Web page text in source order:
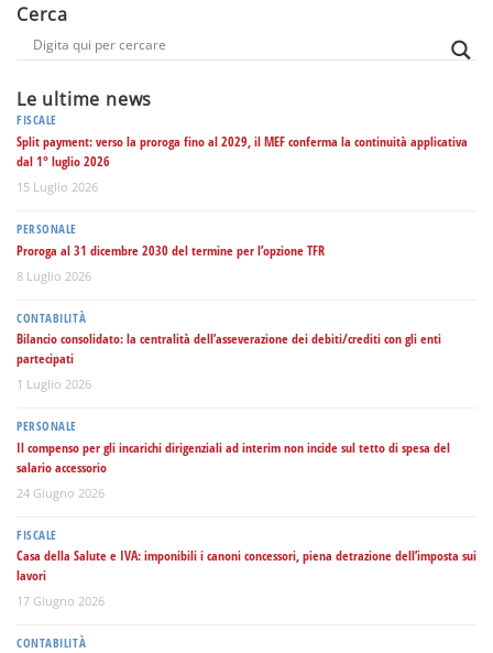
Cerca
Le ultime news
FISCALE
Split payment: verso la proroga fino al 2029, il MEF conferma la continuità applicativa
dal 1° luglio 2026
15 Luglio 2026
PERSONALE
Proroga al 31 dicembre 2030 del termine per l’opzione TFR
8 Luglio 2026
CONTABILITÀ
Bilancio consolidato: la centralità dell’asseverazione dei debiti/crediti con gli enti
partecipati
1 Luglio 2026
PERSONALE
Il compenso per gli incarichi dirigenziali ad interim non incide sul tetto di spesa del
salario accessorio
24 Giugno 2026
FISCALE
Casa della Salute e IVA: imponibili i canoni concessori, piena detrazione dell’imposta sui
lavori
17 Giugno 2026
CONTABILITÀ